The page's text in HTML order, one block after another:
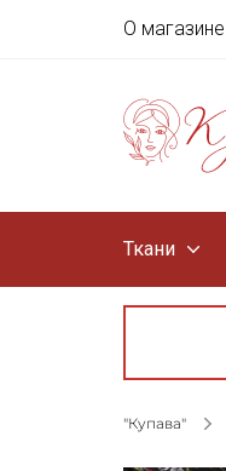
О магазине
Ткани
"Купава"